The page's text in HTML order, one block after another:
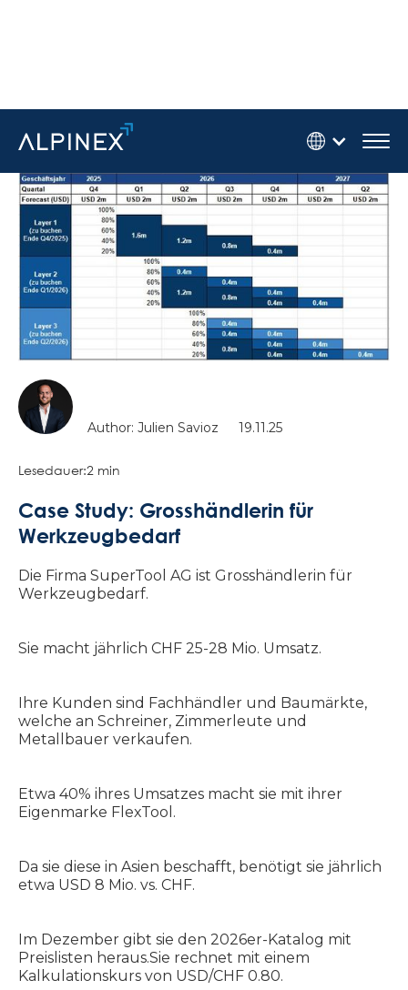
Author: Julien Savioz 19.11.25
Lesedauer:2 min
Case Study: Grosshändlerin für
Werkzeugbedarf
Die Firma SuperTool AG ist Grosshändlerin für
Werkzeugbedarf.
Sie macht jährlich CHF 25-28 Mio. Umsatz.
Ihre Kunden sind Fachhändler und Baumärkte,
welche an Schreiner, Zimmerleute und
Metallbauer verkaufen.
Etwa 40% ihres Umsatzes macht sie mit ihrer
Eigenmarke FlexTool.
Da sie diese in Asien beschafft, benötigt sie jährlich
etwa USD 8 Mio. vs. CHF.
Im Dezember gibt sie den 2026er-Katalog mit
Preislisten heraus.Sie rechnet mit einem
Kalkulationskurs von USD/CHF 0.80.